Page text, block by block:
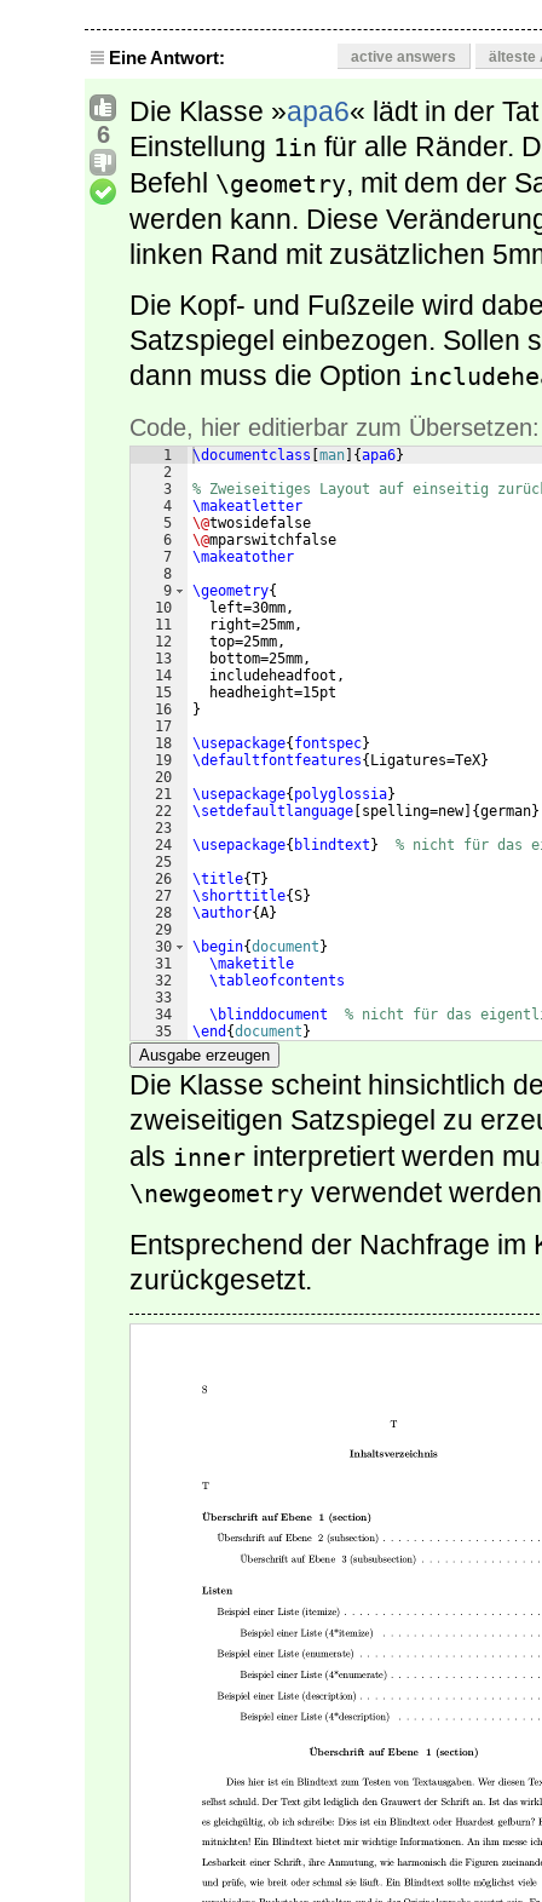
Eine Antwort: active answers älteste
6
Die Klasse »apa6« lädt in der
Einstellung 1in für alle Ränder.
Befehl \geometry, mit dem der
werden kann. Diese
linken Rand mit zusätzlichen
Die Kopf- und Fußzeile wird
Satzspiegel einbezogen. Sollen
dann muss die Option
Code, hier editierbar zum Übersetzen:
1
2
3
4
5
6
7
8
9
10
11
12
13
14
15
16
17
18
19
20
21
22
23
24
25
26
27
28
29
30
31
32
33
34
35
\documentclass man {apa6}
% Zweiseitiges Layout auf einseitig
\makeatletter
\@twosidefalse
\@mparswitchfalse
\makeatother
\geometry{
  left=30mm,
  right=25mm,
  top=25mm,
  bottom=25mm,
  includeheadfoot,
  headheight=15pt
}
\usepackage{ fontspec}
\defaultfontfeatures{ Ligatures=TeX}
\usepackage{ polyglossia}
\setdefaultlanguage spelling=new] {german}
\usepackage{ blindtext }
% nicht für das
\title{T}
\shorttitle{S}
\author{A}
\begin{document }
\maketitle
\tableofcontents
\blinddocument
% nicht für das
\end {document }
Ausgabe erzeugen
Die Klasse scheint hinsichtlich
zweiseitigen Satzspiegel zu
als inner interpretiert werden
\newgeometry verwendet
Entsprechend der Nachfrage im
zurückgesetzt.